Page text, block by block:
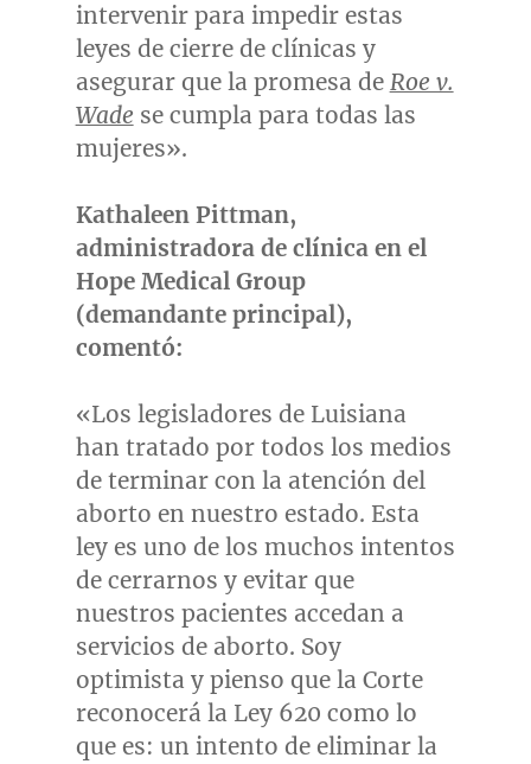
intervenir para impedir estas
leyes de cierre de clínicas y
asegurar que la promesa de Roe v.
Wade se cumpla para todas las
mujeres».
Kathaleen Pittman,
administradora de clínica en el
Hope Medical Group
(demandante principal),
comentó:
«Los legisladores de Luisiana
han tratado por todos los medios
de terminar con la atención del
aborto en nuestro estado. Esta
ley es uno de los muchos intentos
de cerrarnos y evitar que
nuestros pacientes accedan a
servicios de aborto. Soy
optimista y pienso que la Corte
reconocerá la Ley 620 como lo
que es: un intento de eliminar la